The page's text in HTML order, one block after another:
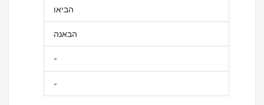
הביאו
הבאנה
-
-